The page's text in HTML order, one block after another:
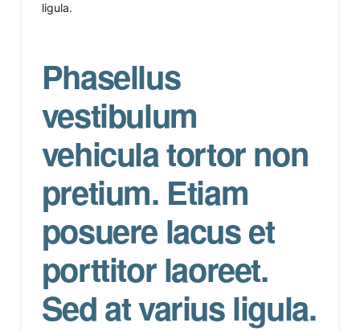
ligula.
Phasellus
vestibulum
vehicula tortor non
pretium. Etiam
posuere lacus et
porttitor laoreet.
Sed at varius ligula.